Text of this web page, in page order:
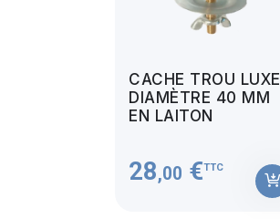
CACHE TROU LUXE
DIAMÈTRE 40 MM
EN LAITON
28,00 €TTC